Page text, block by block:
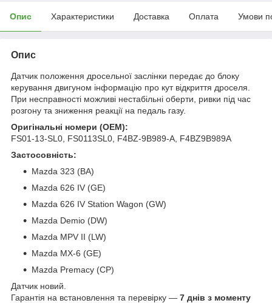
Опис Характеристики Доставка Оплата Умови
Опис
Датчик положення дросельної заслінки передає до блоку
керування двигуном інформацію про кут відкриття дроселя.
При несправності можливі нестабільні оберти, ривки під час
розгону та зниження реакції на педаль газу.
Оригінальні номери (OEM):
FS01-13-SL0, FS0113SL0, F4BZ-9B989-A, F4BZ9B989A
Застосовність:
Mazda 323 (BA)
Mazda 626 IV (GE)
Mazda 626 IV Station Wagon (GW)
Mazda Demio (DW)
Mazda MPV II (LW)
Mazda MX-6 (GE)
Mazda Premacy (CP)
Датчик новий.
Гарантія на встановлення та перевірку — 7 днів з моменту